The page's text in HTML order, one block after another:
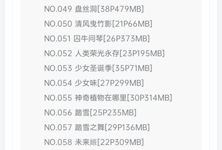
NO.049 盘丝洞[38P479MB]
NO.050 清风曳竹影[21P66MB]
NO.051 囚牛问琴[26P373MB]
NO.052 人类荣光永存[23P195MB]
NO.053 少女圣诞季[35P71MB]
NO.054 少女味[27P299MB]
NO.055 神奇植物在哪里[30P314MB]
NO.056 踏雪[25P235MB]
NO.057 踏雪之舞[29P136MB]
NO.058 未来姬[22P309MB]